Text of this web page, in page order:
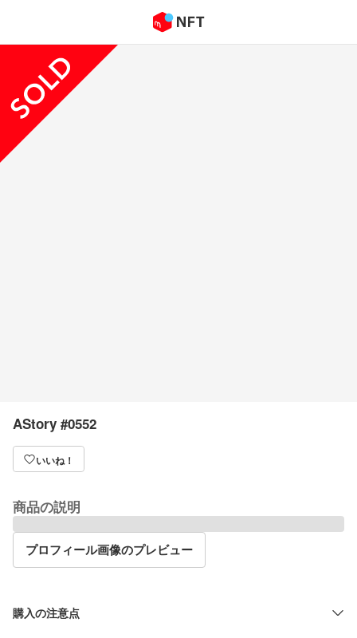
AStory #0552
いいね！
商品の説明
プロフィール画像のプレビュー
購入の注意点